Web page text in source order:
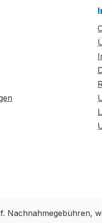
Nachnahmegebühren,